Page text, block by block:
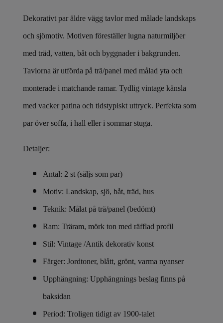
Dekorativt par äldre vägg tavlor med målade landskaps
och sjömotiv. Motiven föreställer lugna naturmiljöer
med träd, vatten, båt och byggnader i bakgrunden.
Tavlorna är utförda på trä/panel med målad yta och
monterade i matchande ramar. Tydlig vintage känsla
med vacker patina och tidstypiskt uttryck. Perfekta som
par över soffa, i hall eller i sommar stuga.
Detaljer:
Antal: 2 st (säljs som par)
Motiv: Landskap, sjö, båt, träd, hus
Teknik: Målat på trä/panel (bedömt)
Ram: Träram, mörk ton med räfflad profil
Stil: Vintage /Antik dekorativ konst
Färger: Jordtoner, blått, grönt, varma nyanser
Upphängning: Upphängnings beslag finns på
baksidan
Period: Troligen tidigt av 1900-talet